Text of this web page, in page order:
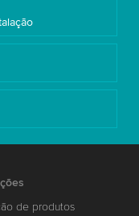
de produtos